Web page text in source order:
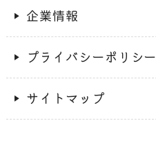
企業情報
プライバシーポリシー
サイトマップ